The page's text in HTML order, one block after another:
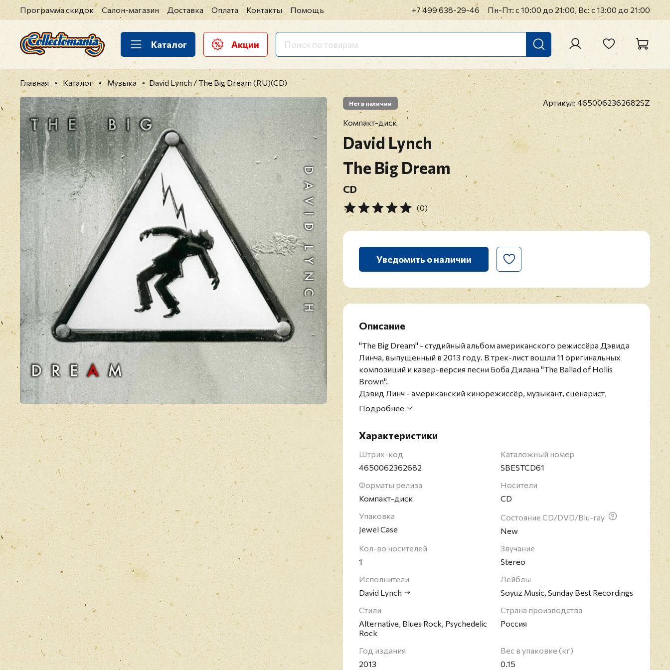
Программа скидок Салон-магазин Доставка Оплата Контакты Помощь +7 499 638-29-46 Пн-Пт: с 10:00 до 21:00, Вс: с 13:00 до 21:00
Каталог Акции
Главная Каталог Музыка David Lynch / The Big Dream (RU)(CD)
Нет в наличии Артикул: 4650062362682SZ
Компакт-диск
David Lynch
The Big Dream
CD
(0)
Уведомить о наличии
Описание
"The Big Dream" - студийный альбом американского режиссёра Дэвида
Линча, выпущенный в 2013 году. В трек-лист вошли 11 оригинальных
композиций и кавер-версия песни Боба Дилана "The Ballad of Hollis
Brown".
Дэвид Линч - американский кинорежиссёр, музыкант, сценарист,
художник, фотограф. Является представителем американского
"Золотого льва" за вклад в мировой кинематограф. Офицер ордена
Почётного легиона. Газета "Гардиан" назвала его "самым важным
кинорежиссёром нынешней эпохи". Портал AllMovie - "человеком
его фильмов принёс ему титул Первого популярного сюрреалиста.
Подробнее
Характеристики
Штрих-код
4650062362682
Каталожный номер
SBESTCD61
Форматы релиза
Компакт-диск
Носители
CD
Упаковка
Jewel Case
Состояние CD/DVD/Blu-ray
New
Кол-во носителей
1
Звучание
Stereo
Исполнители
David Lynch
Лейблы
Soyuz Music, Sunday Best Recordings
Стили
Alternative, Blues Rock, Psychedelic
Rock
Страна производства
Россия
Год издания
2013
Вес в упаковке (кг)
0.15